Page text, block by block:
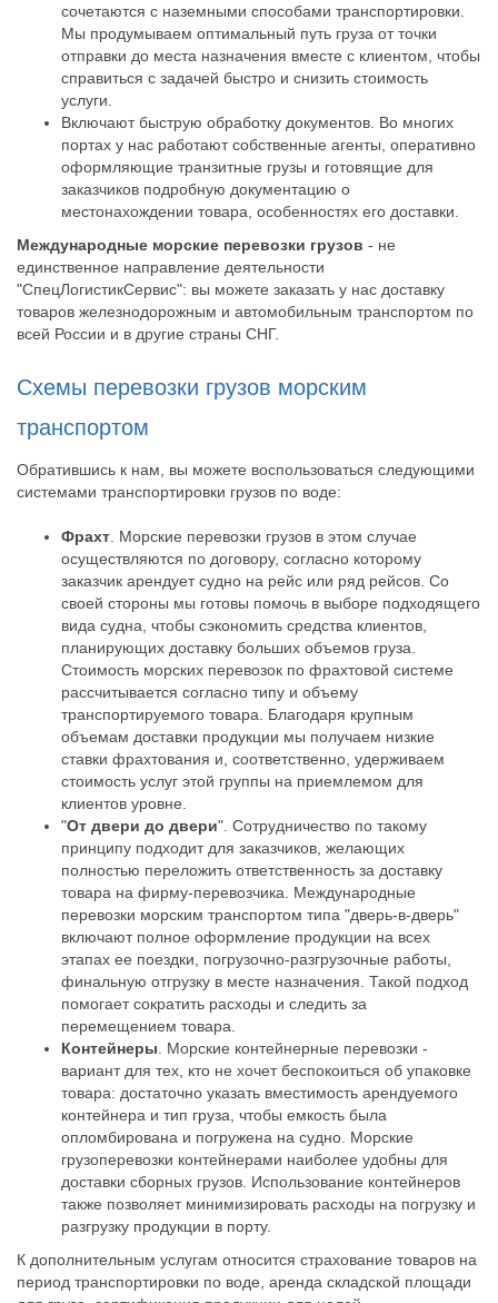
сочетаются с наземными способами транспортировки.
Мы продумываем оптимальный путь груза от точки
отправки до места назначения вместе с клиентом, чтобы
справиться с задачей быстро и снизить стоимость
услуги.
Включают быструю обработку документов. Во многих
портах у нас работают собственные агенты, оперативно
оформляющие транзитные грузы и готовящие для
заказчиков подробную документацию о
местонахождении товара, особенностях его доставки.
Международные морские перевозки грузов - не
единственное направление деятельности
"СпецЛогистикСервис": вы можете заказать у нас доставку
товаров железнодорожным и автомобильным транспортом по
всей России и в другие страны СНГ.
Схемы перевозки грузов морским
транспортом
Обратившись к нам, вы можете воспользоваться следующими
системами транспортировки грузов по воде:
Фрахт. Морские перевозки грузов в этом случае
осуществляются по договору, согласно которому
заказчик арендует судно на рейс или ряд рейсов. Со
своей стороны мы готовы помочь в выборе подходящего
вида судна, чтобы сэкономить средства клиентов,
планирующих доставку больших объемов груза.
Стоимость морских перевозок по фрахтовой системе
рассчитывается согласно типу и объему
транспортируемого товара. Благодаря крупным
объемам доставки продукции мы получаем низкие
ставки фрахтования и, соответственно, удерживаем
стоимость услуг этой группы на приемлемом для
клиентов уровне.
"От двери до двери". Сотрудничество по такому
принципу подходит для заказчиков, желающих
полностью переложить ответственность за доставку
товара на фирму-перевозчика. Международные
перевозки морским транспортом типа "дверь-в-дверь"
включают полное оформление продукции на всех
этапах ее поездки, погрузочно-разгрузочные работы,
финальную отгрузку в месте назначения. Такой подход
помогает сократить расходы и следить за
перемещением товара.
Контейнеры. Морские контейнерные перевозки -
вариант для тех, кто не хочет беспокоиться об упаковке
товара: достаточно указать вместимость арендуемого
контейнера и тип груза, чтобы емкость была
опломбирована и погружена на судно. Морские
грузоперевозки контейнерами наиболее удобны для
доставки сборных грузов. Использование контейнеров
также позволяет минимизировать расходы на погрузку и
разгрузку продукции в порту.
К дополнительным услугам относится страхование товаров на
период транспортировки по воде, аренда складской площади